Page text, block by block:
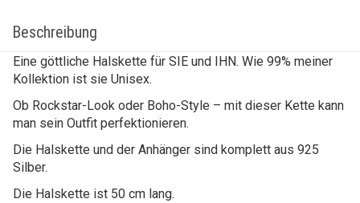
Beschreibung
Eine göttliche Halskette für SIE und IHN. Wie 99% meiner
Kollektion ist sie Unisex.
Ob Rockstar-Look oder Boho-Style – mit dieser Kette kann
man sein Outfit perfektionieren.
Die Halskette und der Anhänger sind komplett aus 925
Silber.
Die Halskette ist 50 cm lang.